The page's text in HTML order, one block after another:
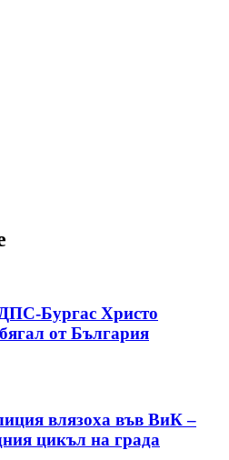
Бургас Христо
от България
влязоха във ВиК –
цикъл на града